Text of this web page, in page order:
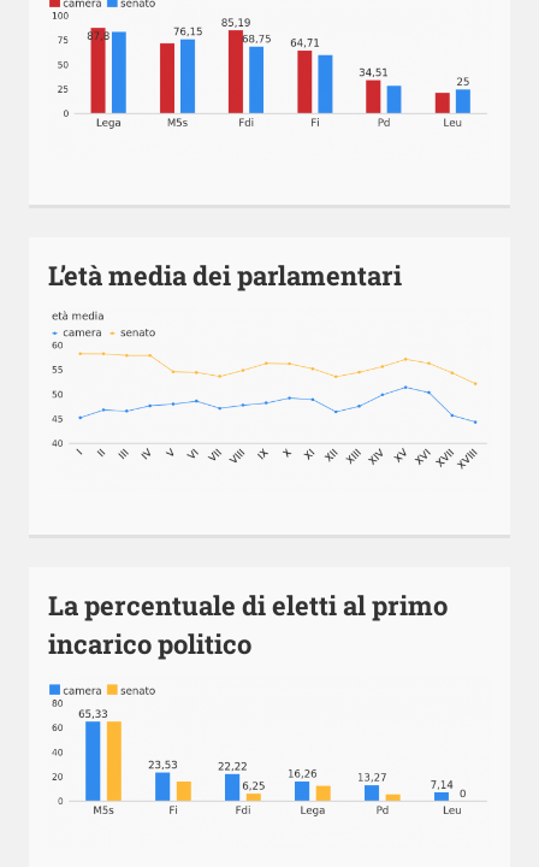
L’età media dei parlamentari
La percentuale di eletti al primo
incarico politico